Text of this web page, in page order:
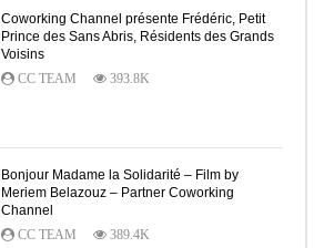
Coworking Channel présente Frédéric, Petit
Prince des Sans Abris, Résidents des Grands
Voisins
CC TEAM
393.8K
Bonjour Madame la Solidarité – Film by
Meriem Belazouz – Partner Coworking
Channel
CC TEAM
389.4K